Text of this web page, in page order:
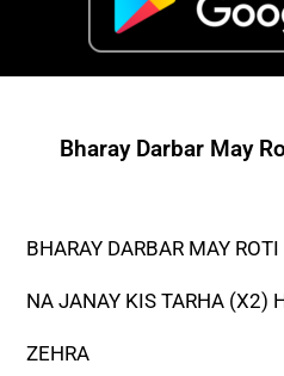
Bharay Darbar May
BHARAY DARBAR MAY
NA JANAY KIS TARHA (X2)
ZEHRA